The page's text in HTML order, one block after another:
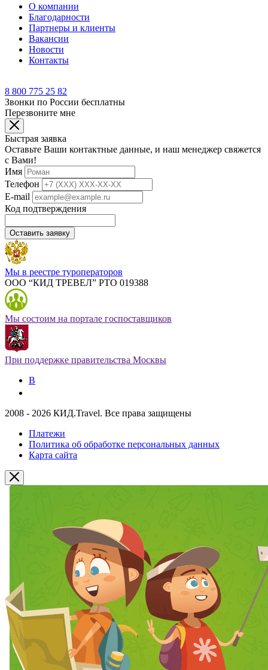
О компании
Благодарности
Партнеры и клиенты
Вакансии
Новости
Контакты
8 800 775 25 82
Звонки по России бесплатны
Перезвоните мне
Быстрая заявка
Оставьте Ваши контактные данные, и наш менеджер свяжется
с Вами!
Имя
Телефон
E-mail
Код подтверждения
Оставить заявку
Мы в реестре туроператоров
ООО “КИД ТРЕВЕЛ” РТО 019388
Мы состоим на портале госпоставщиков
При поддержке правительства Москвы
В
2008 - 2026 КИД.Travel. Все права защищены
Платежи
Политика об обработке персональных данных
Карта сайта